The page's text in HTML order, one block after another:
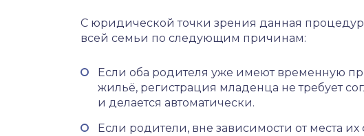
С юридической точки зрения данная
всей семьи по следующим причинам:
Если оба родителя уже имеют временную
жильё, регистрация младенца не требует
и делается автоматически.
Если родители, вне зависимости от места